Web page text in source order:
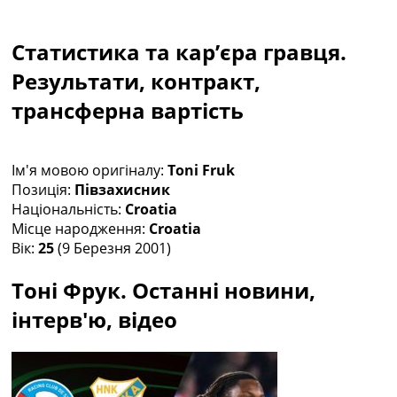
Чемпіонат Світу
Україна. Прем’єр-Ліга
Україна. Перша Ліга
Ліга Чемпіонів
Ще Турніри >>>
Таблиці
Чемпіонат Світу. Турнирні таблиці
Таблиця УПЛ
Перша Ліга
Таблиця Ла Ліги
Таблиця Ліги Чемпіонів
Всі таблиці >>>
Рейтинги
Рейтинг країн УЄФА
Рейтинг клубів УЄФА
Статистика та кар’єра гравця.
Результати, контракт,
трансферна вартість
Ім'я мовою оригіналу: Toni Fruk
Позиція: Півзахисник
Національність: Croatia
Місце народження: Croatia
Вік: 25(9 Березня 2001)
Тоні Фрук. Останні новини,
інтерв'ю, відео